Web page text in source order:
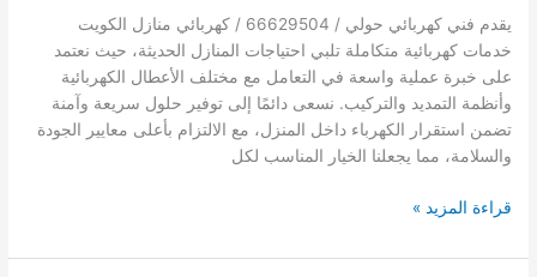
يقدم فني كهربائي حولي / 66629504 / كهربائي منازل الكويت
خدمات كهربائية متكاملة تلبي احتياجات المنازل الحديثة، حيث نعتمد
على خبرة عملية واسعة في التعامل مع مختلف الأعطال الكهربائية
وأنظمة التمديد والتركيب. نسعى دائمًا إلى توفير حلول سريعة وآمنة
تضمن استقرار الكهرباء داخل المنزل، مع الالتزام بأعلى معايير الجودة
والسلامة، مما يجعلنا الخيار المناسب لكل
فني
حولي
قراءة المزيد »